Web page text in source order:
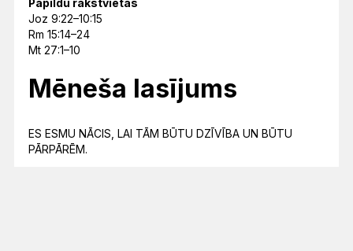
Papildu rakstvietas
Joz 9:22–10:15
Rm 15:14–24
Mt 27:1–10
Mēneša lasījums
ES ESMU NĀCIS, LAI TĀM BŪTU DZĪVĪBA UN BŪTU
PĀRPĀRĒM.